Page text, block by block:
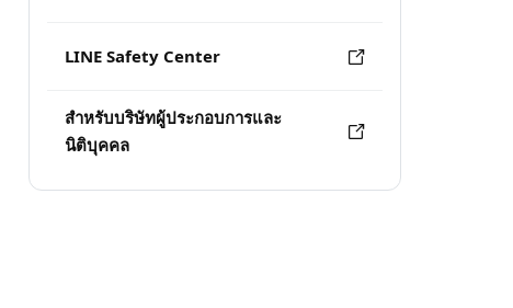
LINE Safety Center
สำหรับบริษัทผู้ประกอบการและ
นิติบุคคล